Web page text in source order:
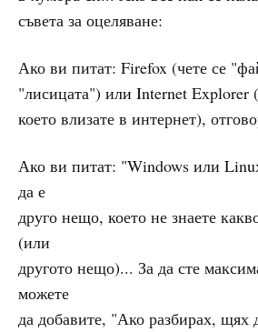
съвета за оцеляване:
Ако ви питат: Firefox (чете се
"лисицата") или Internet Explorer
което влизате в интернет),
Ако ви питат: "Windows или
да е
друго нещо, което не знаете
(или
другото нещо)... За да сте
можете
да добавите, "Ако разбирах, щях